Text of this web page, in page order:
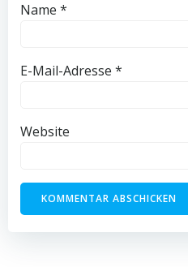
Name *
E-Mail-Adresse *
Website